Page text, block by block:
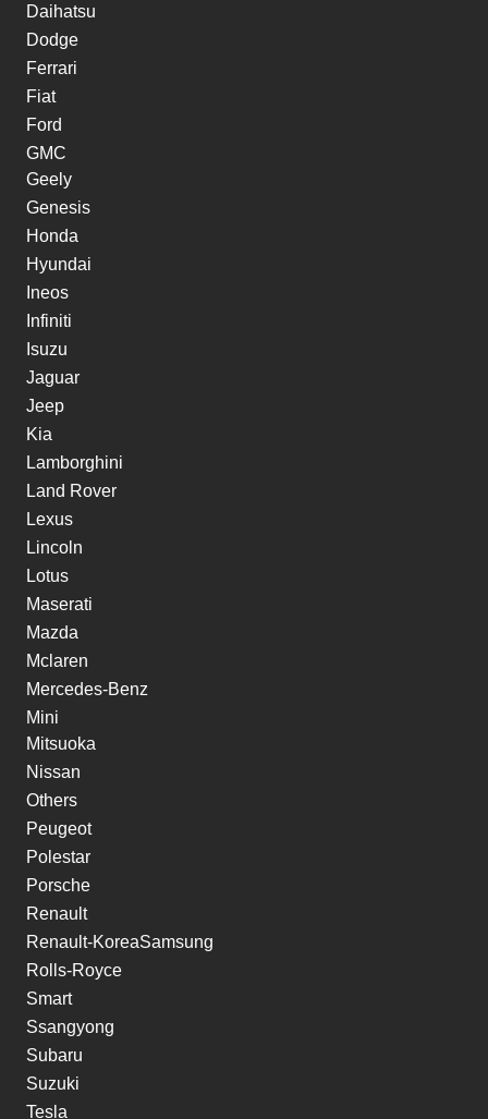
Daihatsu
Dodge
Ferrari
Fiat
Ford
GMC
Geely
Genesis
Honda
Hyundai
Ineos
Infiniti
Isuzu
Jaguar
Jeep
Kia
Lamborghini
Land Rover
Lexus
Lincoln
Lotus
Maserati
Mazda
Mclaren
Mercedes-Benz
Mini
Mitsuoka
Nissan
Others
Peugeot
Polestar
Porsche
Renault
Renault-KoreaSamsung
Rolls-Royce
Smart
Ssangyong
Subaru
Suzuki
Tesla